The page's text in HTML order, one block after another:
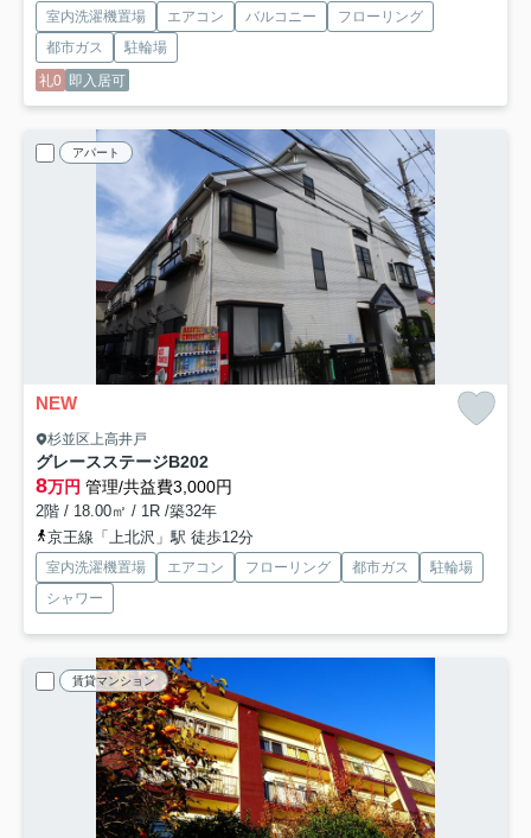
室内洗濯機置場 エアコン バルコニー
フローリング
都市ガス
駐輪場
礼0 即入居可
アパート
NEW
杉並区上高井戸
グレースステージB202
8万円 管理/共益費3,000円
2階 / 18.00㎡ / 1R /築32年
京王線「上北沢」駅 徒歩12分
室内洗濯機置場 エアコン フローリング 都市ガス
駐輪場
シャワー
賃貸マンション